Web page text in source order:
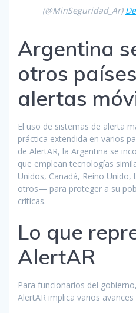
(@MinSeguridad_Ar)
Argentina
otros
alertas
El uso de sistemas de alerta
práctica extendida en varios
de AlertAR, la Argentina se
que emplean tecnologías
Unidos, Canadá, Reino Unido,
otros— para proteger a su
críticas.
Lo que
AlertAR
Para funcionarios del
AlertAR implica varios